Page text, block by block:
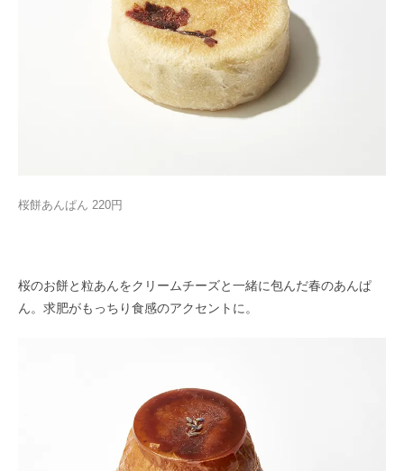
桜餅あんぱん 220円
桜のお餅と粒あんをクリームチーズと一緒に包んだ春のあんぱ
ん。求肥がもっちり食感のアクセントに。